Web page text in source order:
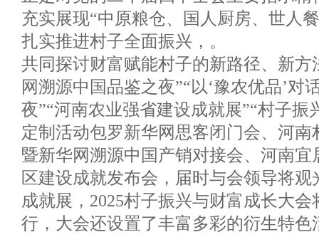
充实展现“中原粮仓、国人厨房、世人
扎实推进村子全面振兴，。
共同探讨财富赋能村子的新路径、新方
网溯源中国品鉴之夜”“以‘豫农优品’对
夜”“河南农业强省建设成就展”“村子振
定制活动包罗新华网思客闭门会、河
暨新华网溯源中国产销对接会、河南
区建设成就发布会，届时与会领导将
成就展，2025村子振兴与财富成长大会
行，大会还设置了丰富多彩的衍生特色